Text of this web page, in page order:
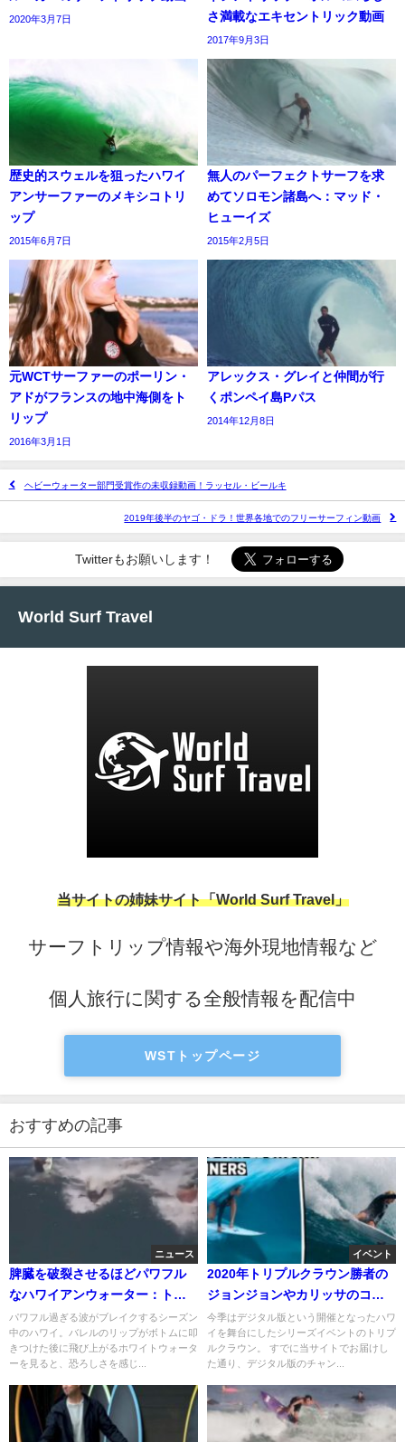
2020年3月7日
さ満載なエキセントリック動画
2017年9月3日
歴史的スウェルを狙ったハワイ
アンサーファーのメキシコトリ
ップ
2015年6月7日
無人のパーフェクトサーフを求
めてソロモン諸島へ：マッド・
ヒューイズ
2015年2月5日
元WCTサーファーのポーリン・
アドがフランスの地中海側をト
リップ
2016年3月1日
アレックス・グレイと仲間が行
くポンペイ島Pパス
2014年12月8日
ヘビーウォーター部門受賞作の未収録動画！ラッセル・ビールキ
2019年後半のヤゴ・ドラ！世界各地でのフリーサーフィン動画
Twitterもお願いします！
World Surf Travel
当サイトの姉妹サイト「World Surf Travel」
サーフトリップ情報や海外現地情報など
個人旅行に関する全般情報を配信中
WSTトップページ
おすすめの記事
ニュース
脾臓を破裂させるほどパワフル
なハワイアンウォーター：トリ
ー・メイスター
パワフル過ぎる波がブレイクするシーズン
中のハワイ。バレルのリップがボトムに叩
きつけた後に飛び上がるホワイトウォータ
ーを見ると、恐ろしさを感じ...
イベント
2020年トリプルクラウン勝者の
ジョンジョンやカリッサのコメ
ントやハイライト動画
今季はデジタル版という開催となったハワ
イを舞台にしたシリーズイベントのトリプ
ルクラウン。 すでに当サイトでお届けし
た通り、デジタル版のチャン...